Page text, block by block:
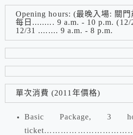
Opening hours: (最晚入場: 關門
每日 ......... 9 a.m. - 10 p.m. (12/
12/31 ........ 9 a.m. - 8 p.m.
單次消費 (2011年價格)
Basic Package, 3